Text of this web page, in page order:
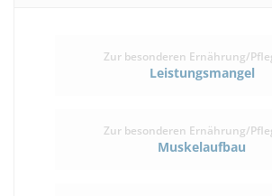
Zur besonderen Ernährung/
Leistungsmangel
Zur besonderen Ernährung/
Muskelaufbau